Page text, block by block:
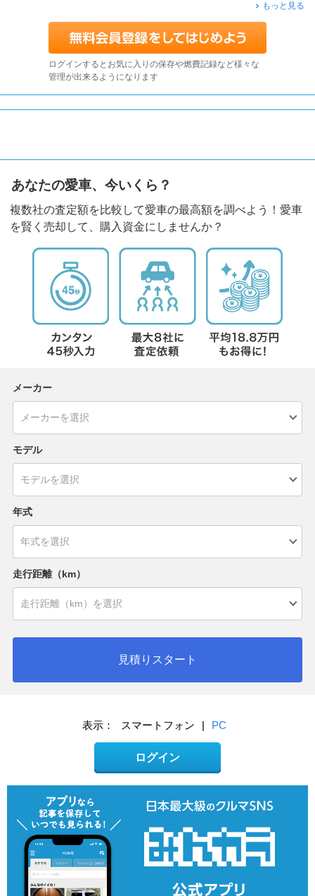
もっと見る
ログインするとお気に入りの保存や燃費記録など様々な
管理が出来るようになります
あなたの愛車、今いくら？
複数社の査定額を比較して愛車の最高額を調べよう！愛車
を賢く売却して、購入資金にしませんか？
メーカー
モデル
年式
走行距離（km）
見積りスタート
表示： スマートフォン | PC
ログイン